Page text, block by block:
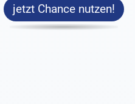
jetzt Chance nutzen!